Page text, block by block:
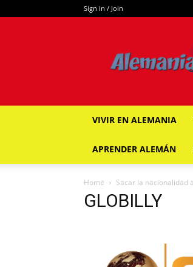
Sign in / Join
VIVIR EN ALEMANIA
APRENDER ALEMÁN
Home Sacar la nacionalidad
GLOBILLY